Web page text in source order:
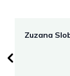
Zuzana
Hodnotenie